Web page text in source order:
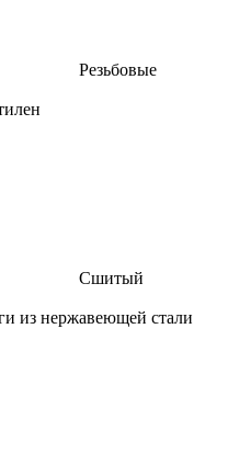
Резьбовые
Сшитый
из нержавеющей стали